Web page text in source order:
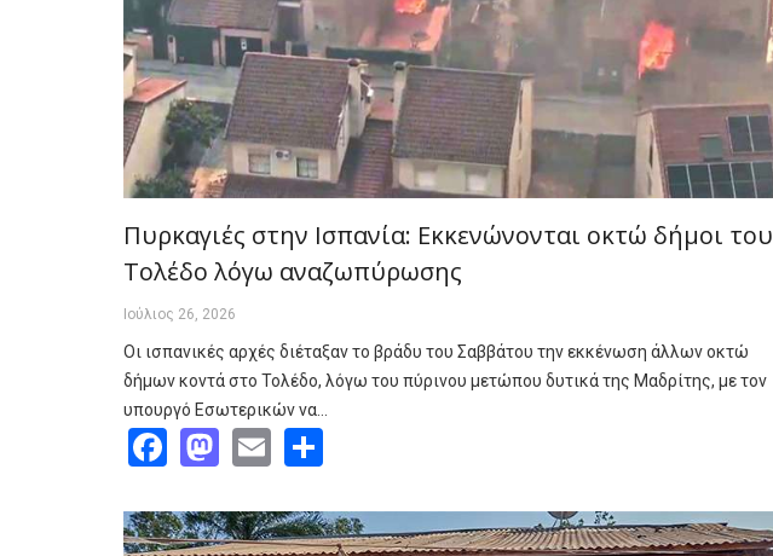
Πυρκαγιές στην Ισπανία: Εκκενώνονται οκτώ δήμοι του
Τολέδο λόγω αναζωπύρωσης
Ιούλιος 26, 2026
Οι ισπανικές αρχές διέταξαν το βράδυ του Σαββάτου την εκκένωση άλλων οκτώ
δήμων κοντά στο Τολέδο, λόγω του πύρινου μετώπου δυτικά της Μαδρίτης, με τον
υπουργό Εσωτερικών να…
Facebook
Mastodon
Email